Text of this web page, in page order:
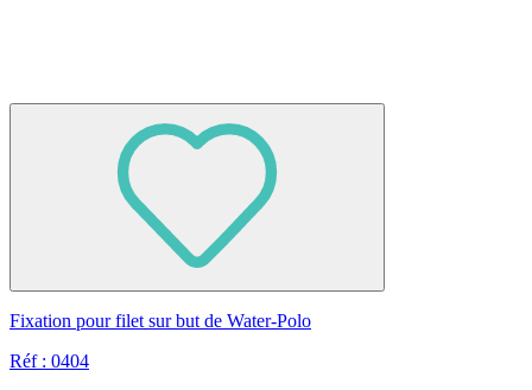
Fixation pour filet sur but de Water-Polo
Réf : 0404